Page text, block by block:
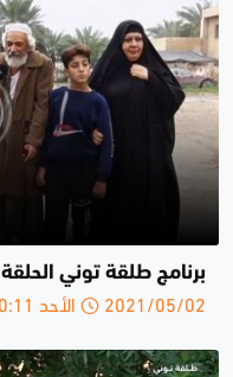
برنامج طلقة توني الحلقة 19 | مقلب الشاعر علي نجم
2021/05/02 الأحد 10:11 ص